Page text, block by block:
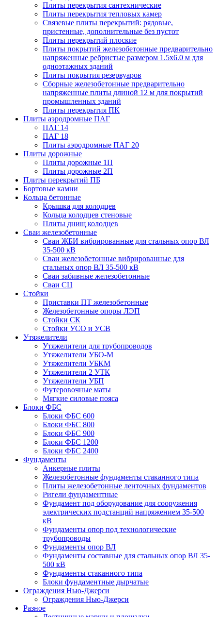
Плиты перекрытия сантехнические
Плиты перекрытия тепловых камер
Связевые плиты перекрытий: рядовые,
пристенные, дополнительные без пустот
Плиты перекрытий плоские
Плиты покрытий железобетонные предварительно
напряженные ребристые размером 1.5х6.0 м для
одноэтажных зданий
Плиты покрытия резервуаров
Сборные железобетонные предварительно
напряженные плиты длиной 12 м для покрытий
промышленных зданий
Плиты перекрытия ПК
Плиты аэродромные ПАГ
ПАГ 14
ПАГ 18
Плиты аэродромные ПАГ 20
Плиты дорожные
Плиты дорожные 1П
Плиты дорожные 2П
Плиты перекрытий ПБ
Бортовые камни
Кольца бетонные
Крышка для колодцев
Кольца колодцев стеновые
Плиты днищ колодцев
Сваи железобетонные
Сваи ЖБИ вибрированные для стальных опор ВЛ
35-500 кВ
Сваи железобетонные вибрированные для
стальных опор ВЛ 35-500 кВ
Сваи забивные железобетонные
Сваи СЦ
Стойки
Приставки ПТ железобетонные
Железобетонные опоры ЛЭП
Стойки СК
Стойки УСО и УСВ
Утяжелители
Утяжелители для трубопроводов
Утяжелители УБО-М
Утяжелители УБКМ
Утяжелители 2 УТК
Утяжелители УБП
Футеровочные маты
Мягкие силовые пояса
Блоки ФБС
Блоки ФБС 600
Блоки ФБС 800
Блоки ФБС 900
Блоки ФБС 1200
Блоки ФБС 2400
Фундаменты
Анкерные плиты
Железобетонные фундаменты стаканного типа
Плиты железобетонные ленточных фундаментов
Ригели фундаментные
Фундамент под оборудование для сооружения
электрических подстанций напряжением 35-500
кВ
Фундаменты опор под технологические
трубопроводы
Фундаменты опор ВЛ
Фундаменты составные для стальных опор ВЛ 35-
500 кВ
Фундаменты стаканного типа
Блоки фундаментные дырчатые
Ограждения Нью-Джерси
Ограждения Нью-Джерси
Разное